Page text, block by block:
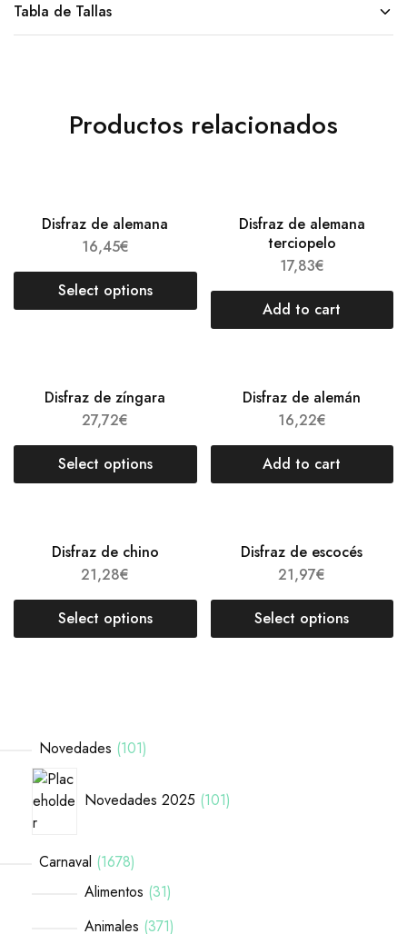
Tabla de Tallas
Productos relacionados
Disfraz de alemana
16,45€
Select options
Disfraz de alemana
terciopelo
17,83€
Add to cart
Disfraz de zíngara
27,72€
Select options
Disfraz de alemán
16,22€
Add to cart
Disfraz de chino
21,28€
Select options
Disfraz de escocés
21,97€
Select options
Novedades 101
Novedades 2025 101
Carnaval 1678
Alimentos 31
Animales 371